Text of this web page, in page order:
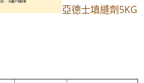
亞德士填縫劑5KG